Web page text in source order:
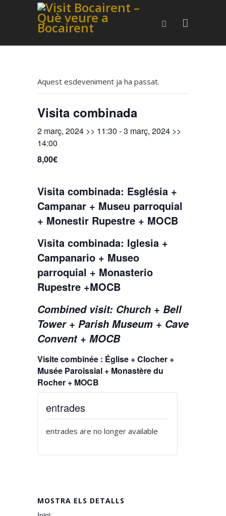
Aquest esdeveniment ja ha passat.
Visita combinada
2 març, 2024 >> 11:30 -3 març, 2024 >>
14:00
8,00€
Visita combinada: Església +
Campanar + Museu parroquial
+ Monestir Rupestre + MOCB
Visita combinada: Iglesia +
Campanario + Museo
parroquial + Monasterio
Rupestre +MOCB
Combined visit: Church + Bell
Tower + Parish Museum + Cave
Convent + MOCB
Visite combinée : Église + Clocher +
Musée Paroissial + Monastère du
Rocher + MOCB
MOSTRA ELS DETALLS
entrades
entrades are no longer available